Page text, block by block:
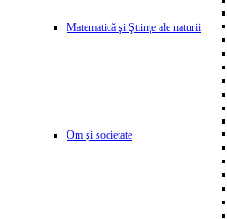
Matematică şi Ştiinţe ale naturii
Om şi societate